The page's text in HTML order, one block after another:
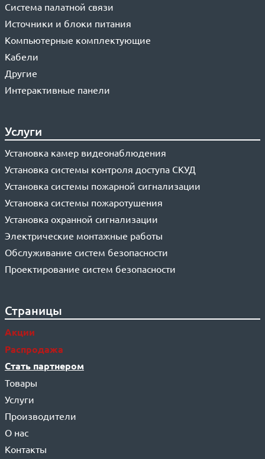
Система палатной связи
Источники и блоки питания
Компьютерные комплектующие
Кабели
Другие
Интерактивные панели
Услуги
Установка камер видеонаблюдения
Установка системы контроля доступа СКУД
Установка системы пожарной сигнализации
Установка системы пожаротушения
Установка охранной сигнализации
Электрические монтажные работы
Обслуживание систем безопасности
Проектирование систем безопасности
Страницы
Акции
Распродажа
Стать партнером
Товары
Услуги
Производители
О нас
Контакты